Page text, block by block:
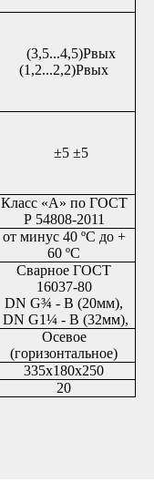
(3,5...4,5)Рвых
(1,2...2,2)Рвых
±5 ±5
Класс «А» по ГОСТ
Р 54808-2011
от минус 40 ºС до +
60 ºС
Сварное ГОСТ
16037-80
DN G¾ - В (20мм),
DN G1¼ - В (32мм),
Осевое
(горизонтальное)
335х180х250
20